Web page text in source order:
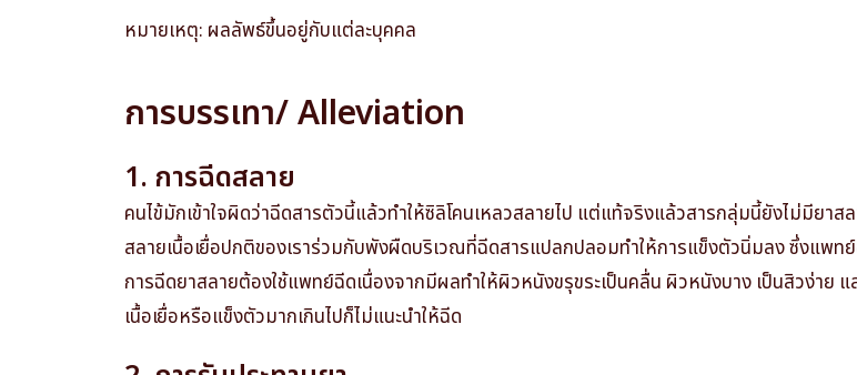
หมายเหตุ: ผลลัพธ์ขึ้นอยู่กับแต่ละบุคคล
การบรรเทา/ Alleviation
1. การฉีดสลาย
คนไข้มักเข้าใจผิดว่าฉีดสารตัวนี้แล้วทำให้ซิลิโคนเหลวสลายไป แต่แท้จริงแล้วสารกลุ่มนี้ยังไม่มียาสล
สลายเนื้อเยื่อปกติของเราร่วมกับพังผืดบริเวณที่ฉีดสารแปลกปลอมทำให้การแข็งตัวนิ่มลงซึ่งแพท
การฉีดยาสลายต้องใช้แพทย์ฉีดเนื่องจากมีผลทำให้ผิวหนังขรุขระเป็นคลื่น ผิวหนังบาง เป็นสิวง่า
เนื้อเยื่อหรือแข็งตัวมากเกินไปก็ไม่แนะนำให้ฉีด